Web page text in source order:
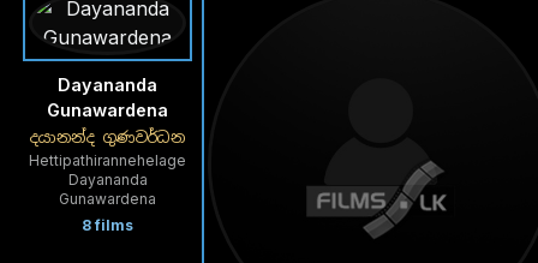
Dayananda
Gunawardena
දයානන්ද ගුණවර්ධන
Hettipathirannehelage
Dayananda
Gunawardena
8 films